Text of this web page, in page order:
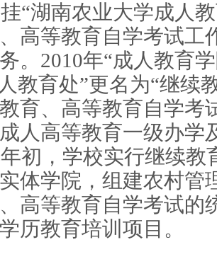
“湖南农业大学成人
高等教育自学考试工
。2010年“成人教育
教育处”更名为“继续
育、高等教育自学考
人高等教育一级办学
初，学校实行继续
体学院，组建农村管
高等教育自学考试的
历教育培训项目。